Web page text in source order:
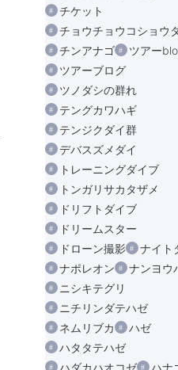
チケット
チョウチョウコショウ
チンアナゴ
ツアー
ツアーブログ
ツノダシの群れ
テングカワハギ
テンジクダイ群
デバスズメダイ
トレーニングダイブ
トンガリサカタザメ
ドリフトダイブ
ドリームスター
ドローン撮影
ナイト
ナポレオン
ナンヨウ
ニシキテグリ
ニチリンダテハゼ
ネムリブカ
ハゼ
ハタタテハゼ
ハダカハオコゼ
ハナ